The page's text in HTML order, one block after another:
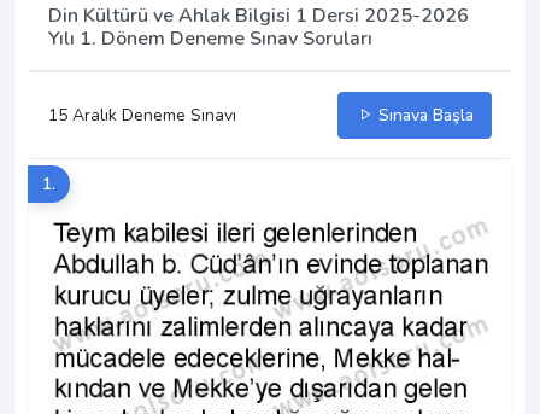
Din Kültürü ve Ahlak Bilgisi 1 Dersi 2025-2026
Yılı 1. Dönem Deneme Sınav Soruları
15 Aralık Deneme Sınavı Sınava Başla
1.